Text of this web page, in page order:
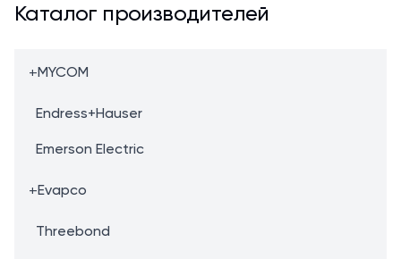
Каталог производителей
+MYCOM
Endress+Hauser
Emerson Electric
+Evapco
Threebond